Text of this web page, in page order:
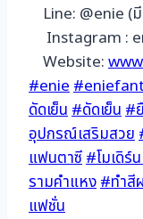
Line: @enie (
Instagram :
Website:
#enie
ดัดเย็น#ดัดเย็น#
อุปกรณ์เสริมสวย
แฟนตาซี#โมเดิร์
รามคำแหง#ทำสี
แฟชั่น